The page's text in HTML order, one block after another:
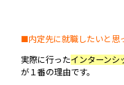
■内定先に就職したいと思
実際に行ったインターンシ
が１番の理由です。